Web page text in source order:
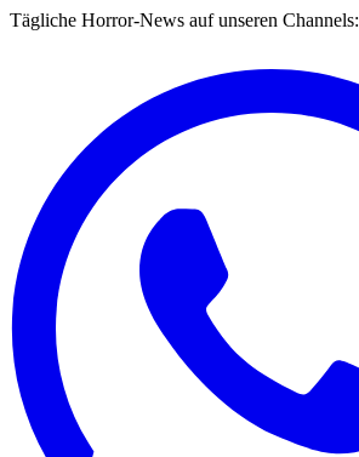
Tägliche Horror-News auf unseren Channels: